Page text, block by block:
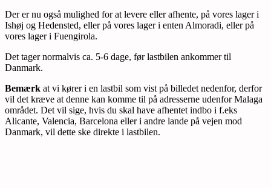
Der er nu også mulighed for at levere eller afhente, på vores lager i
Ishøj og Hedensted, eller på vores lager i enten Almoradi, eller på
vores lager i Fuengirola.
Det tager normalvis ca. 5-6 dage, før lastbilen ankommer til
Danmark.
Bemærk at vi kører i en lastbil som vist på billedet nedenfor, derfor
vil det kræve at denne kan komme til på adresserne udenfor Malaga
området. Det vil sige, hvis du skal have afhentet indbo i f.eks
Alicante, Valencia, Barcelona eller i andre lande på vejen mod
Danmark, vil dette ske direkte i lastbilen.